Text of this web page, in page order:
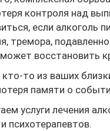
контроля над
если алкоголь
тремора,
восстановить
кто-то из ваших
памяти о
услуги лечения
психотерапевтов.